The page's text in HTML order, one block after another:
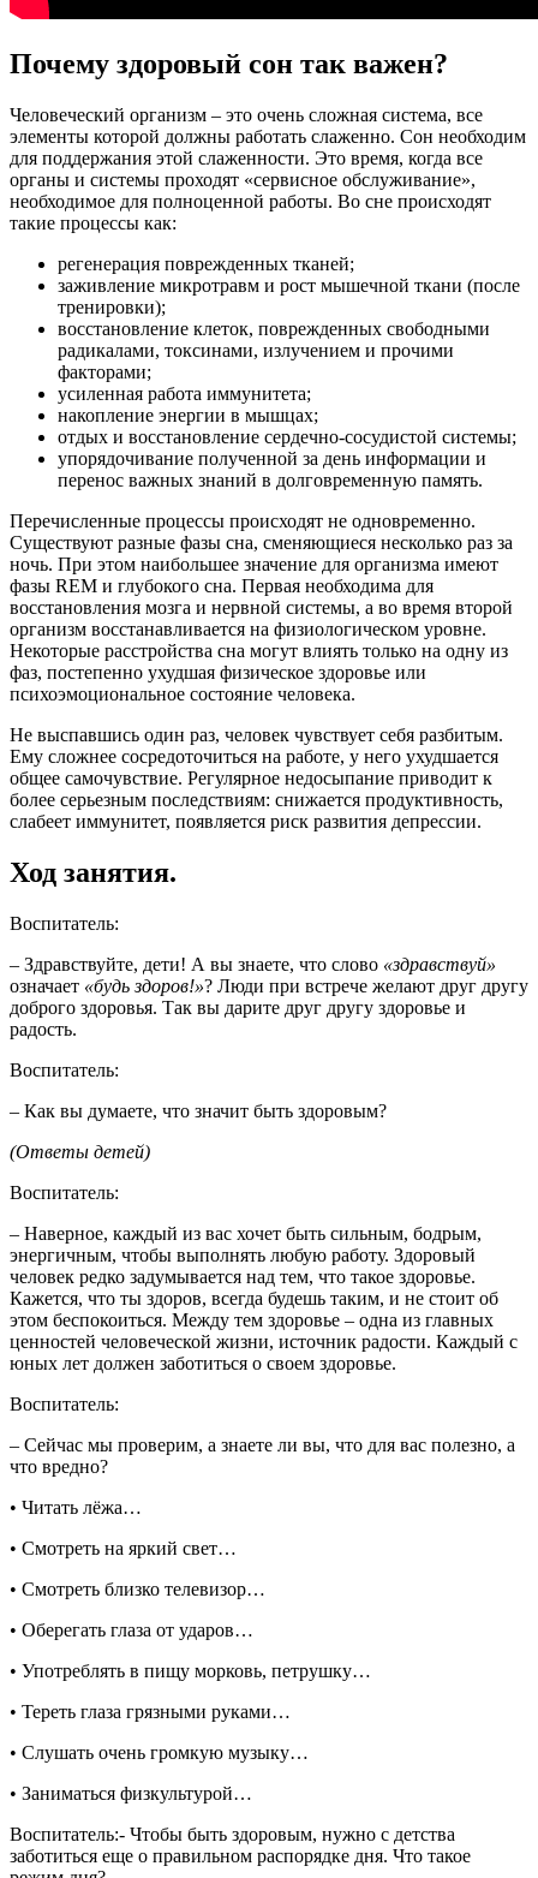
Почему здоровый сон так важен?
Человеческий организм – это очень сложная система, все
элементы которой должны работать слаженно. Сон необходим
для поддержания этой слаженности. Это время, когда все
органы и системы проходят «сервисное обслуживание»,
необходимое для полноценной работы. Во сне происходят
такие процессы как:
регенерация поврежденных тканей;
заживление микротравм и рост мышечной ткани (после
тренировки);
восстановление клеток, поврежденных свободными
радикалами, токсинами, излучением и прочими
факторами;
усиленная работа иммунитета;
накопление энергии в мышцах;
отдых и восстановление сердечно-сосудистой системы;
упорядочивание полученной за день информации и
перенос важных знаний в долговременную память.
Перечисленные процессы происходят не одновременно.
Существуют разные фазы сна, сменяющиеся несколько раз за
ночь. При этом наибольшее значение для организма имеют
фазы REM и глубокого сна. Первая необходима для
восстановления мозга и нервной системы, а во время второй
организм восстанавливается на физиологическом уровне.
Некоторые расстройства сна могут влиять только на одну из
фаз, постепенно ухудшая физическое здоровье или
психоэмоциональное состояние человека.
Не выспавшись один раз, человек чувствует себя разбитым.
Ему сложнее сосредоточиться на работе, у него ухудшается
общее самочувствие. Регулярное недосыпание приводит к
более серьезным последствиям: снижается продуктивность,
слабеет иммунитет, появляется риск развития депрессии.
Ход занятия.
Воспитатель:
– Здравствуйте, дети! А вы знаете, что слово «здравствуй»
означает «будь здоров!»? Люди при встрече желают друг другу
доброго здоровья. Так вы дарите друг другу здоровье и
радость.
Воспитатель:
– Как вы думаете, что значит быть здоровым?
(Ответы детей)
Воспитатель:
– Наверное, каждый из вас хочет быть сильным, бодрым,
энергичным, чтобы выполнять любую работу. Здоровый
человек редко задумывается над тем, что такое здоровье.
Кажется, что ты здоров, всегда будешь таким, и не стоит об
этом беспокоиться. Между тем здоровье – одна из главных
ценностей человеческой жизни, источник радости. Каждый с
юных лет должен заботиться о своем здоровье.
Воспитатель:
– Сейчас мы проверим, а знаете ли вы, что для вас полезно, а
что вредно?
• Читать лёжа…
• Смотреть на яркий свет…
• Смотреть близко телевизор…
• Оберегать глаза от ударов…
• Употреблять в пищу морковь, петрушку…
• Тереть глаза грязными руками…
• Слушать очень громкую музыку…
• Заниматься физкультурой…
Воспитатель:- Чтобы быть здоровым, нужно с детства
заботиться еще о правильном распорядке дня. Что такое